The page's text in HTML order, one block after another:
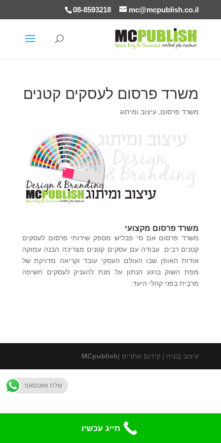
08-8593218 mc@mcpublish.co.il
משרד פרסום לעסקים קטנים
משרד פרסום עיצוב ומיתוג
משרד פרסום מקצועי
משרד פרסום אם סי פבליש מספק שירותי פרסום לעסקים
קטנים רבים. עבודה עם עסקים קטנים מצריכה הבנה עמוקה
אודות האופן שבו העולם העסקי עובד וקריאה מדויקת של
מפת השוק ברגע הנתון על מנת להעניק לעסקים חשיפה
מרבית בפני קהלי היעד.
עיצוב |בניה | קידום אתרים |MCpublish
שלח וואטסאפ
חייג עכשיו